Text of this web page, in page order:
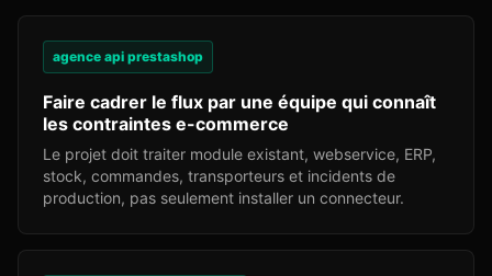
agence api prestashop
Faire cadrer le flux par une équipe qui connaît
les contraintes e-commerce
Le projet doit traiter module existant, webservice, ERP,
stock, commandes, transporteurs et incidents de
production, pas seulement installer un connecteur.